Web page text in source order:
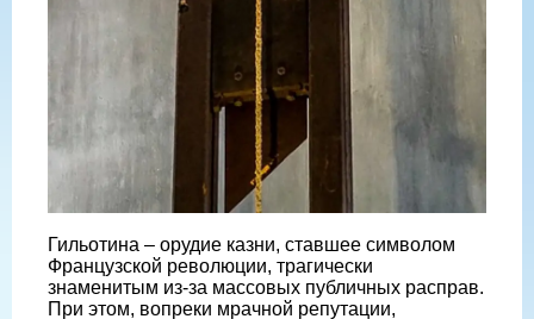
Гильотина – орудие казни, ставшее символом
Французской революции, трагически
знаменитым из-за массовых публичных расправ.
При этом, вопреки мрачной репутации,